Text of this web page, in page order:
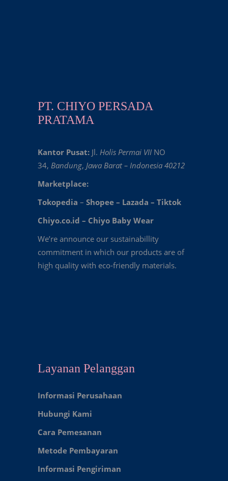
PT. CHIYO PERSADA
PRATAMA
Kantor Pusat: Jl. Holis Permai VII NO
34, Bandung, Jawa Barat – Indonesia 40212
Marketplace:
Tokopedia – Shopee – Lazada – Tiktok
Chiyo.co.id – Chiyo Baby Wear
We’re announce our sustainabillity
commitment in which our products are of
high quality with eco-friendly materials.
Layanan Pelanggan
Informasi Perusahaan
Hubungi Kami
Cara Pemesanan
Metode Pembayaran
Informasi Pengiriman